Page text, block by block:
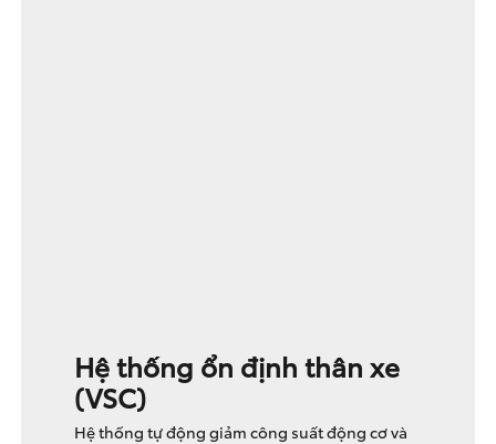
Hệ thống ổn định thân xe
(VSC)
Hệ thống tự động giảm công suất động cơ và